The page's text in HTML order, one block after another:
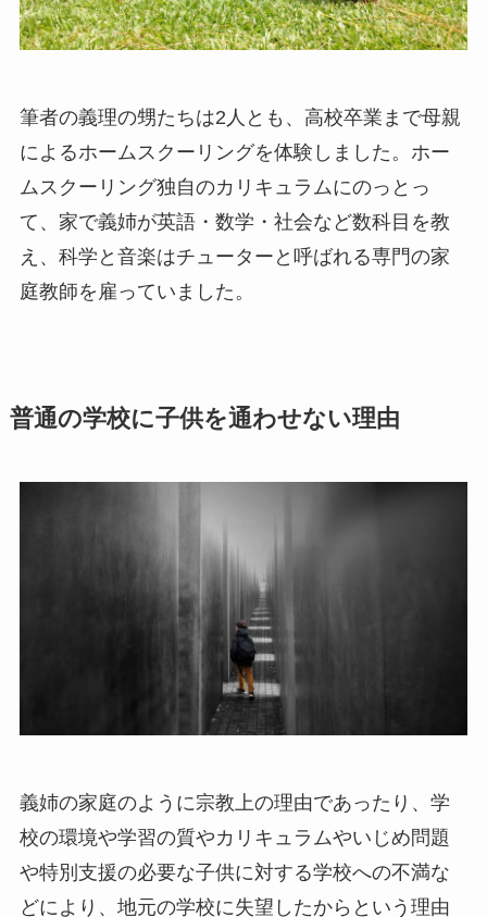
筆者の義理の甥たちは2人とも、高校卒業まで母親
によるホームスクーリングを体験しました。ホー
ムスクーリング独自のカリキュラムにのっとっ
て、家で義姉が英語・数学・社会など数科目を教
え、科学と音楽はチューターと呼ばれる専門の家
庭教師を雇っていました。
普通の学校に子供を通わせない理由
義姉の家庭のように宗教上の理由であったり、学
校の環境や学習の質やカリキュラムやいじめ問題
や特別支援の必要な子供に対する学校への不満な
どにより、地元の学校に失望したからという理由